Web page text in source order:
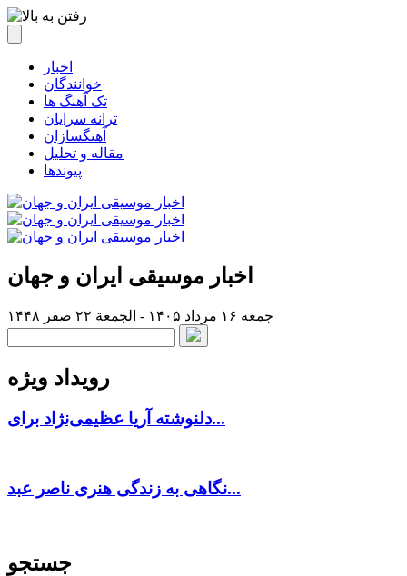
اخبار
خوانندگان
تک آهنگ ها
ترانه سرایان
آهنگسازان
مقاله و تحلیل
پیوندها
اخبار موسیقی ایران و جهان
جمعه ۱۶ مرداد ۱۴۰۵ - الجمعة ۲۲ صفر ۱۴۴۸
رویداد ویژه
دلنوشته آریا عظیمی‌نژاد برای...
نگاهی به زندگی هنری ناصر عبد...
جستجو